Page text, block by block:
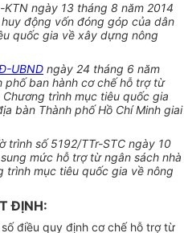
ngày 13 tháng 8 năm 2014
động vốn đóng góp của dân
quốc gia về xây dựng nông
UBND ngày 24 tháng 6 năm
phố ban hành cơ chế hỗ trợ từ
trình mục tiêu quốc gia
bàn Thành phố Hồ Chí Minh giai
trình số 5192/TTr-STC ngày 10
mức hỗ trợ từ ngân sách nhà
mục tiêu quốc gia về nông
ĐỊNH:
điều quy định cơ chế hỗ trợ từ